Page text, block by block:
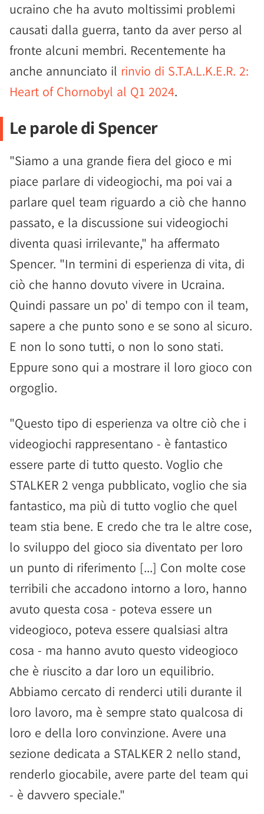
ucraino che ha avuto moltissimi problemi
causati dalla guerra, tanto da aver perso al
fronte alcuni membri. Recentemente ha
anche annunciato il rinvio di S.T.A.L.K.E.R. 2:
Heart of Chornobyl al Q1 2024.
Le parole di Spencer
"Siamo a una grande fiera del gioco e mi
piace parlare di videogiochi, ma poi vai a
parlare quel team riguardo a ciò che hanno
passato, e la discussione sui videogiochi
diventa quasi irrilevante," ha affermato
Spencer. "In termini di esperienza di vita, di
ciò che hanno dovuto vivere in Ucraina.
Quindi passare un po' di tempo con il team,
sapere a che punto sono e se sono al sicuro.
E non lo sono tutti, o non lo sono stati.
Eppure sono qui a mostrare il loro gioco con
orgoglio.
"Questo tipo di esperienza va oltre ciò che i
videogiochi rappresentano - è fantastico
essere parte di tutto questo. Voglio che
STALKER 2 venga pubblicato, voglio che sia
fantastico, ma più di tutto voglio che quel
team stia bene. E credo che tra le altre cose,
lo sviluppo del gioco sia diventato per loro
un punto di riferimento [...] Con molte cose
terribili che accadono intorno a loro, hanno
avuto questa cosa - poteva essere un
videogioco, poteva essere qualsiasi altra
cosa - ma hanno avuto questo videogioco
che è riuscito a dar loro un equilibrio.
Abbiamo cercato di renderci utili durante il
loro lavoro, ma è sempre stato qualcosa di
loro e della loro convinzione. Avere una
sezione dedicata a STALKER 2 nello stand,
renderlo giocabile, avere parte del team qui
- è davvero speciale."